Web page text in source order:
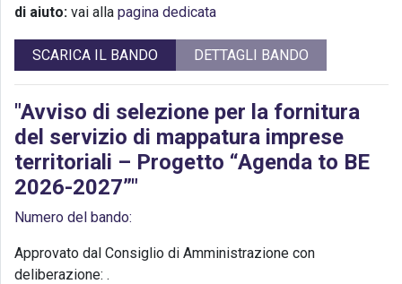
di aiuto: vai alla pagina dedicata
SCARICA IL BANDO DETTAGLI BANDO
"Avviso di selezione per la fornitura
del servizio di mappatura imprese
territoriali – Progetto “Agenda to BE
2026-2027”"
Numero del bando:
Approvato dal Consiglio di Amministrazione con
deliberazione: .